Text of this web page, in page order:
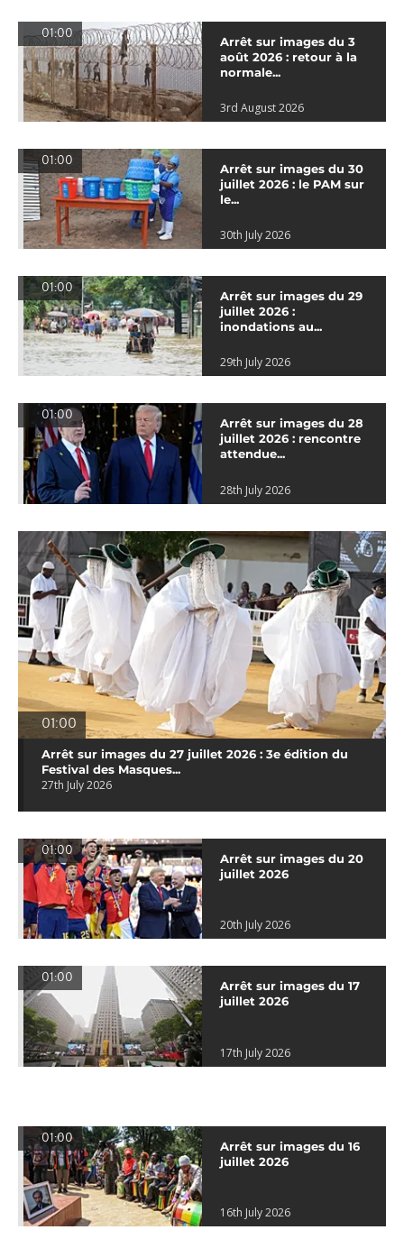
01:00
Arrêt sur images du 3
août 2026 : retour à la
normale...
3rd August 2026
01:00
Arrêt sur images du 30
juillet 2026 : le PAM sur
le...
30th July 2026
01:00
Arrêt sur images du 29
juillet 2026 :
inondations au...
29th July 2026
01:00
Arrêt sur images du 28
juillet 2026 : rencontre
attendue...
28th July 2026
01:00
Arrêt sur images du 27 juillet 2026 : 3e édition du
Festival des Masques...
27th July 2026
01:00
Arrêt sur images du 20
juillet 2026
20th July 2026
01:00
Arrêt sur images du 17
juillet 2026
17th July 2026
01:00
Arrêt sur images du 16
juillet 2026
16th July 2026